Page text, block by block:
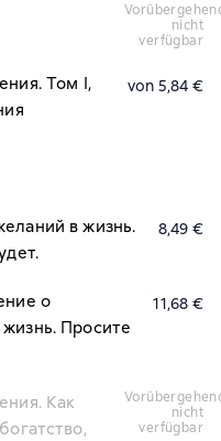
vorübergehend
nicht
verfügbar
Том I,
von 5,84 €
в жизнь.
8,49 €
о
Просите
11,68 €
Как
vorübergehend
nicht
verfügbar